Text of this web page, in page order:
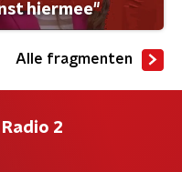
hiermee"
Alle fragmenten
Radio 2